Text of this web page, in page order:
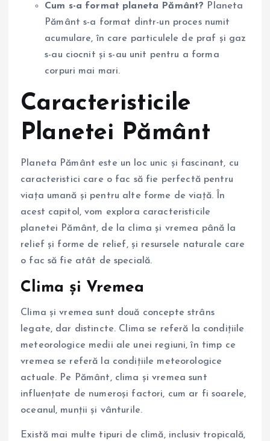
Cum s-a format planeta Pământ? Planeta
Pământ s-a format dintr-un proces numit
acumulare, în care particulele de praf și gaz
s-au ciocnit și s-au unit pentru a forma
corpuri mai mari.
Caracteristicile
Planetei Pământ
Planeta Pământ este un loc unic și fascinant, cu
caracteristici care o fac să fie perfectă pentru
viața umană și pentru alte forme de viață. În
acest capitol, vom explora caracteristicile
planetei Pământ, de la clima și vremea până la
relief și forme de relief, și resursele naturale care
o fac să fie atât de specială.
Clima și Vremea
Clima și vremea sunt două concepte strâns
legate, dar distincte. Clima se referă la condițiile
meteorologice medii ale unei regiuni, în timp ce
vremea se referă la condițiile meteorologice
actuale. Pe Pământ, clima și vremea sunt
influențate de numeroși factori, cum ar fi soarele,
oceanul, munții și vânturile.
Există mai multe tipuri de climă, inclusiv tropicală,